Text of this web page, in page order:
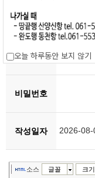
오늘 하루동안 보지 않기
제목
작성자
비밀번호
작성일자 2026-08-
소스 글꼴 크기